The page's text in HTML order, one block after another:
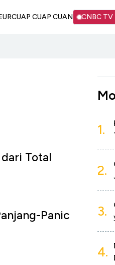
CUAP CUAP CUAN CNBC TV
Total
Panic
1.
2.
3.
4.